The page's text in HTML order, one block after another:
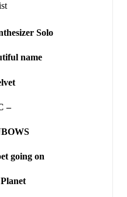
Solo
name
–
going on